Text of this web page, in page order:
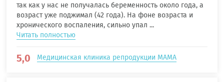
так как у нас не получалась беременность около года, а
возраст уже поджимал (42 года). На фоне возраста и
хронического воспаления, сильно упал ...
Читать полностью
5,0 Медицинская клиника репродукции МАМА